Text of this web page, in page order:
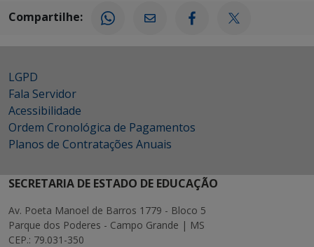
Compartilhe:
LGPD
Fala Servidor
Acessibilidade
Ordem Cronológica de Pagamentos
Planos de Contratações Anuais
SECRETARIA DE ESTADO DE EDUCAÇÃO
Av. Poeta Manoel de Barros 1779 - Bloco 5
Parque dos Poderes - Campo Grande | MS
CEP.: 79.031-350